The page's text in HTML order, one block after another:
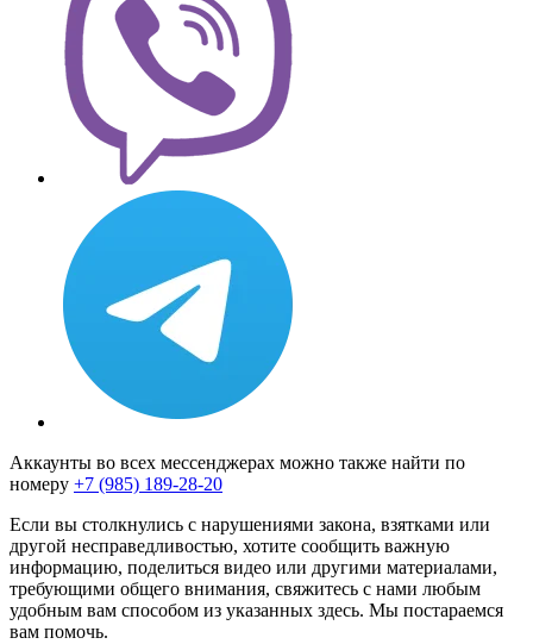
Аккаунты во всех мессенджерах можно также найти по
номеру +7 (985) 189-28-20
Если вы столкнулись с нарушениями закона, взятками или
другой несправедливостью, хотите сообщить важную
информацию, поделиться видео или другими материалами,
требующими общего внимания, свяжитесь с нами любым
удобным вам способом из указанных здесь. Мы постараемся
вам помочь.